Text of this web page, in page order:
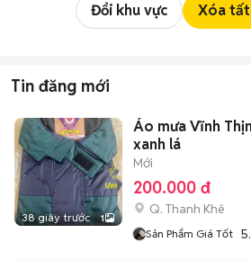
Đổi khu vực Xóa tất
Tin đăng mới
38 giây trước 1
Áo mưa Vĩnh
xanh lá
Mới
200.000 đ
Q. Thanh Khê
Sản Phẩm Giá Tốt